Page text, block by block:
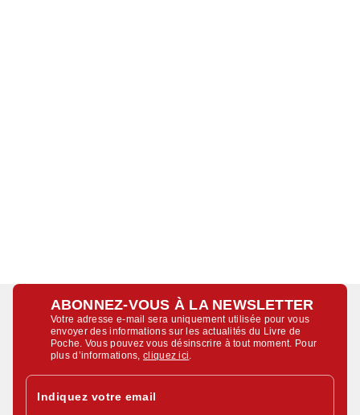
ABONNEZ-VOUS À LA NEWSLETTER
Votre adresse e-mail sera uniquement utilisée pour vous
envoyer des informations sur les actualités du Livre de
Poche. Vous pouvez vous désinscrire à tout moment. Pour
plus d’informations,cliquez ici
Indiquez votre email